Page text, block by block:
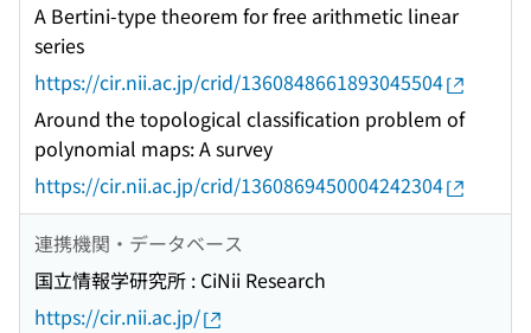
A Bertini-type theorem for free arithmetic linear
series
https://cir.nii.ac.jp/crid/1360848661893045504
Around the topological classification problem of
polynomial maps: A survey
https://cir.nii.ac.jp/crid/1360869450004242304
連携機関・データベース
国立情報学研究所 : CiNii Research
https://cir.nii.ac.jp/